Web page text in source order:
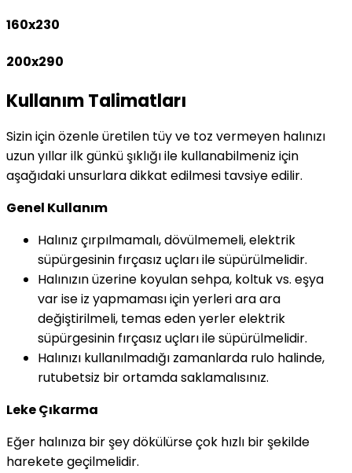
160x230
200x290
Kullanım Talimatları
Sizin için özenle üretilen tüy ve toz vermeyen halınızı
uzun yıllar ilk günkü şıklığı ile kullanabilmeniz için
aşağıdaki unsurlara dikkat edilmesi tavsiye edilir.
Genel Kullanım
Halınız çırpılmamalı, dövülmemeli, elektrik
süpürgesinin fırçasız uçları ile süpürülmelidir.
Halınızın üzerine koyulan sehpa, koltuk vs. eşya
var ise iz yapmaması için yerleri ara ara
değiştirilmeli, temas eden yerler elektrik
süpürgesinin fırçasız uçları ile süpürülmelidir.
Halınızı kullanılmadığı zamanlarda rulo halinde,
rutubetsiz bir ortamda saklamalısınız.
Leke Çıkarma
Eğer halınıza bir şey dökülürse çok hızlı bir şekilde
harekete geçilmelidir.